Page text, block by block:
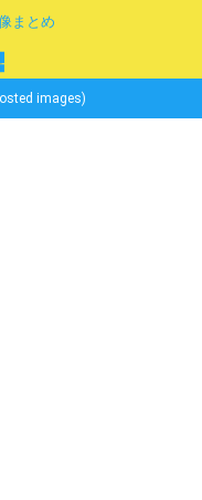
まとめ
images)